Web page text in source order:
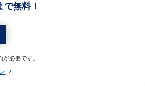
無料！
必要です。